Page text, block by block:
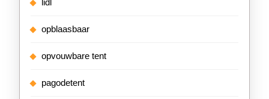
lidl
opblaasbaar
opvouwbare tent
pagodetent